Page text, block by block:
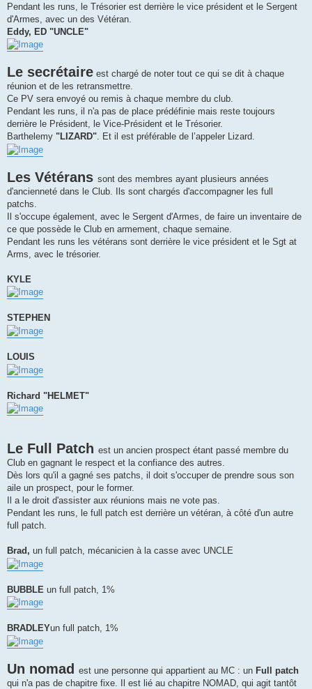
Pendant les runs, le Trésorier est derrière le vice président et le Sergent
d'Armes, avec un des Vétéran.
Eddy, ED "UNCLE"
Le secrétaire est chargé de noter tout ce qui se dit à chaque
réunion et de les retransmettre.
Ce PV sera envoyé ou remis à chaque membre du club.
Pendant les runs, il n'a pas de place prédéfinie mais reste toujours
derrière le Président, le Vice-Président et le Trésorier.
Barthelemy "LIZARD". Et il est préférable de l’appeler Lizard.
Les Vétérans sont des membres ayant plusieurs années
d'ancienneté dans le Club. Ils sont chargés d'accompagner les full
patchs.
Il s'occupe également, avec le Sergent d'Armes, de faire un inventaire de
ce que possède le Club en armement, chaque semaine.
Pendant les runs les vétérans sont derrière le vice président et le Sgt at
Arms, avec le trésorier.
KYLE
STEPHEN
LOUIS
Richard "HELMET"
Le Full Patch est un ancien prospect étant passé membre du
Club en gagnant le respect et la confiance des autres.
Dès lors qu'il a gagné ses patchs, il doit s'occuper de prendre sous son
aile un prospect, pour le former.
Il a le droit d'assister aux réunions mais ne vote pas.
Pendant les runs, le full patch est derrière un vétéran, à côté d'un autre
full patch.
Brad, un full patch, mécanicien à la casse avec UNCLE
BUBBLE un full patch, 1%
BRADLEYun full patch, 1%
Un nomad est une personne qui appartient au MC : un Full patch
qui n'a pas de chapitre fixe. Il est lié au chapitre NOMAD, qui agit tantôt